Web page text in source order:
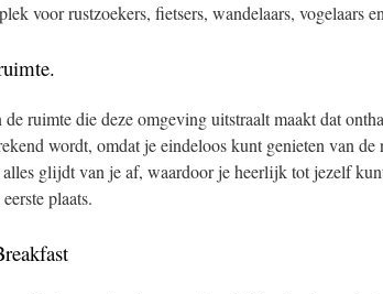
voor rustzoekers, fietsers, wandelaars, vogelaars
de ruimte die deze omgeving uitstraalt maakt dat
wordt, omdat je eindeloos kunt genieten van
alles glijdt van je af, waardoor je heerlijk tot jezelf
plaats.